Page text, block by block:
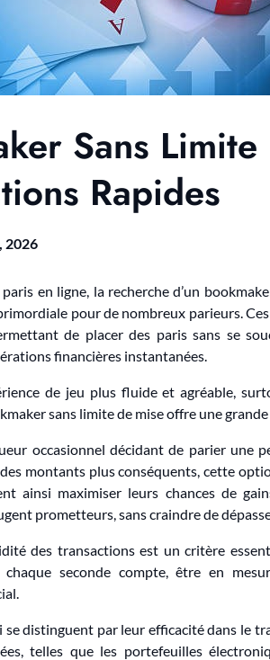
Sans
Rapides
2026
en ligne, la recherche d’un
pour de nombreux parieurs.
de placer des paris sans se
financières instantanées.
de jeu plus fluide et agréable,
sans limite de mise offre une
occasionnel décidant de parier une
montants plus conséquents, cette
ainsi maximiser leurs chances de
prometteurs, sans craindre de
des transactions est un critère
chaque seconde compte, être en
se distinguent par leur efficacité dans le
telles que les portefeuilles